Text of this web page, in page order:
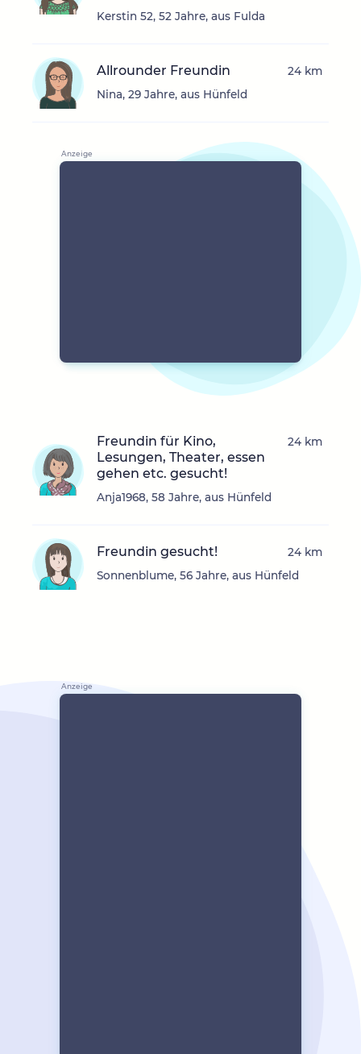
Kerstin 52, 52 Jahre, aus Fulda
Allrounder Freundin
Nina, 29 Jahre, aus Hünfeld
24 km
Freundin für Kino,
Lesungen, Theater, essen
gehen etc. gesucht!
Anja1968, 58 Jahre, aus Hünfeld
24 km
Freundin gesucht!
Sonnenblume, 56 Jahre, aus Hünfeld
24 km